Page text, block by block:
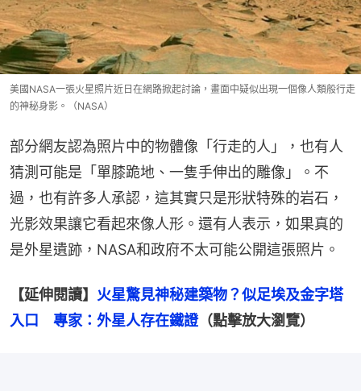
美國NASA一張火星照片近日在網路掀起討論，畫面中疑似出現一個像人類般行走
的神秘身影。（NASA）
部分網友認為照片中的物體像「行走的人」，也有人
猜測可能是「單膝跪地、一隻手伸出的雕像」。不
過，也有許多人承認，這其實只是形狀特殊的岩石，
光影效果讓它看起來像人形。還有人表示，如果真的
是外星遺跡，NASA和政府不太可能公開這張照片。
【延伸閱讀】 火星驚見神秘建築物？似足埃及金字塔
入口　專家：外星人存在鐵證（點擊放大瀏覽）